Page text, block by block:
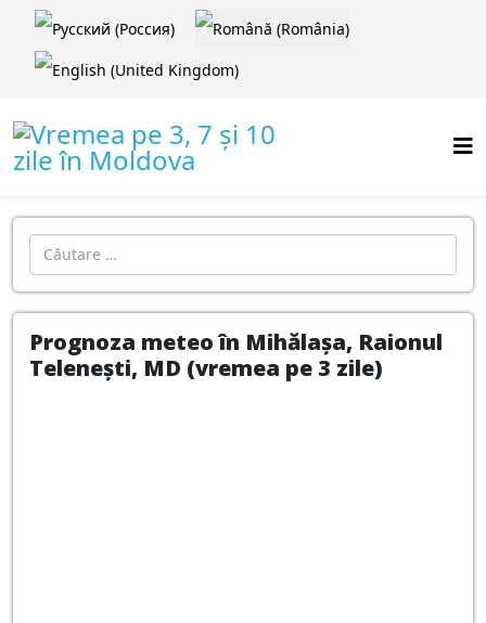
Selectați limba dvs
Introdu localitatea:
Prognoza meteo în Mihălașa, Raionul
Telenești, MD (vremea pe 3 zile)